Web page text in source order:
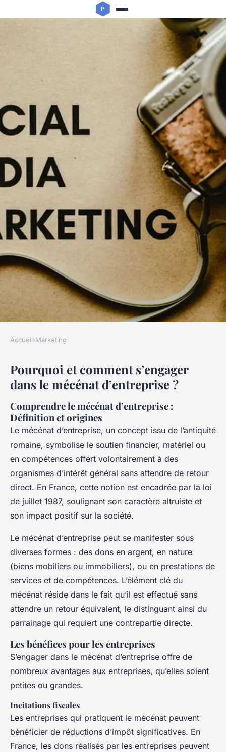
Small Business : pourquoi et
comment s'engager dans le
mécénat d'entreprise ?
Antoine•13 décembre 2024 •5 min de lecture
Accueil›Marketing
Pourquoi et comment s’engager
dans le mécénat d’entreprise ?
Comprendre le mécénat d’entreprise :
Définition et origines
Le mécénat d’entreprise, un concept issu de l’antiquité
romaine, symbolise le soutien financier, matériel ou
en compétences offert volontairement à des
organismes d’intérêt général sans attendre de retour
direct. En France, cette notion est encadrée par la loi
de juillet 1987, soulignant son caractère altruiste et
son impact positif sur la société.
Le mécénat d’entreprise peut se manifester sous
diverses formes : des dons en argent, en nature
(biens mobiliers ou immobiliers), ou en prestations de
services et de compétences. L’élément clé du
mécénat réside dans le fait qu’il est effectué sans
attendre un retour équivalent, le distinguant ainsi du
parrainage qui requiert une contrepartie directe.
Les bénéfices pour les entreprises
S’engager dans le mécénat d’entreprise offre de
nombreux avantages aux entreprises, qu’elles soient
petites ou grandes.
Incitations fiscales
Les entreprises qui pratiquent le mécénat peuvent
bénéficier de réductions d’impôt significatives. En
France, les dons réalisés par les entreprises peuvent